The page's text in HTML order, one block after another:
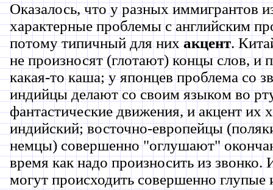
Оказалось, что у разных иммигрантов
характерные проблемы с английским
потому типичный для нихакцент.
не произносят (глотают) концы слов, и
какая-то каша; у японцев проблема со
индийцы делают со своим языком во
фантастические движения, и акцент их
индийский; восточно-европейцы
немцы) совершенно "оглушают"
время как надо произносить из звонко.
могут происходить совершенно глупые